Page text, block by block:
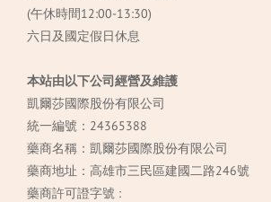
(午休時間12:00-13:30)
六日及國定假日休息
本站由以下公司經營及維護
凱爾莎國際股份有限公司
統一編號：24365388
藥商名稱：凱爾莎國際股份有限公司
藥商地址：高雄市三民區建國二路246號
藥商許可證字號 :